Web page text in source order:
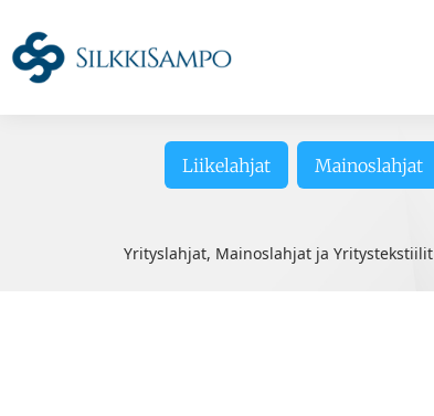
Liikelahjat Mainoslahjat
Yrityslahjat, Mainoslahjat ja Yritystekstiilit